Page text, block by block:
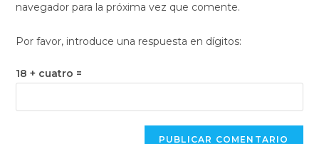
comentar
(opcional)
navegador para la próxima vez que comente.
Por favor, introduce una respuesta en dígitos:
18 + cuatro =